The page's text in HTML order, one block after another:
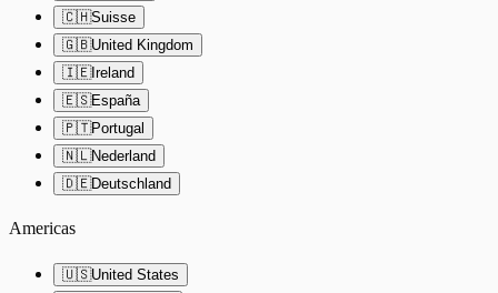
🇨🇭Suisse
🇬🇧United Kingdom
🇮🇪Ireland
🇪🇸España
🇵🇹Portugal
🇳🇱Nederland
🇩🇪Deutschland
Americas
🇺🇸United States